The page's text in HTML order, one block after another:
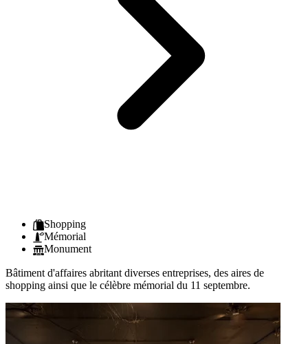
Shopping
Mémorial
Monument
Bâtiment d'affaires abritant diverses entreprises, des aires de
shopping ainsi que le célèbre mémorial du 11 septembre.